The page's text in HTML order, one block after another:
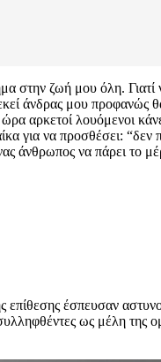
στην ζωή μου όλη.
άνδρας μου προφανώς
αρκετοί λουόμενοι
για να προσθέσει:
άνθρωπος να πάρει το
έσπευσαν
ως μέλη της